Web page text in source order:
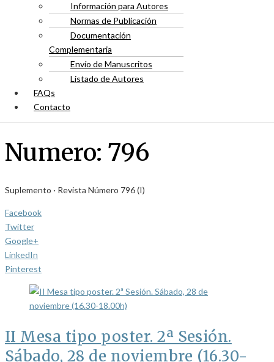
Información para Autores
Normas de Publicación
Documentación
Complementaria
Envío de Manuscritos
Listado de Autores
FAQs
Contacto
Numero: 796
Suplemento · Revista Número 796 (I)
Facebook
Twitter
Google+
LinkedIn
Pinterest
II Mesa tipo poster. 2ª Sesión.
Sábado, 28 de noviembre (16.30-